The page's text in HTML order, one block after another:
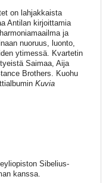
on lahjakkaista
Antilan kirjoittamia
ja
nuoruus, luonto,
ytimessä. Kvartetin
Saimaa, Aija
Brothers. Kuohu
Kuvia
Sibelius-
kanssa.